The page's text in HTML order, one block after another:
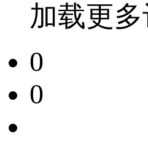
加载更
0
0